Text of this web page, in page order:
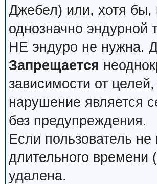
Джебел) или, хотя
однозначно эндурной
НЕ эндуро не нужна.
Запрещается
зависимости от
нарушение является
без предупреждения.
Если пользователь
длительного времени
удалена.